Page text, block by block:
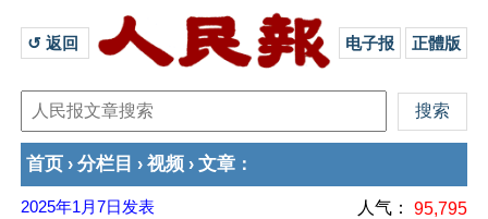
↺ 返回 电子报 正體版
首页 › 分栏目 › 视频 › 文章 ：
2025年1月7日 发表 人气： 95,795